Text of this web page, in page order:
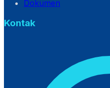
Dokumen
Kontak